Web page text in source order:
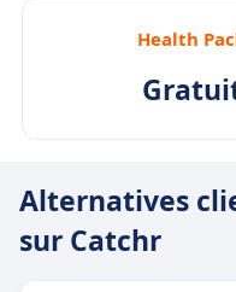
Health
Alternatives
sur Catchr